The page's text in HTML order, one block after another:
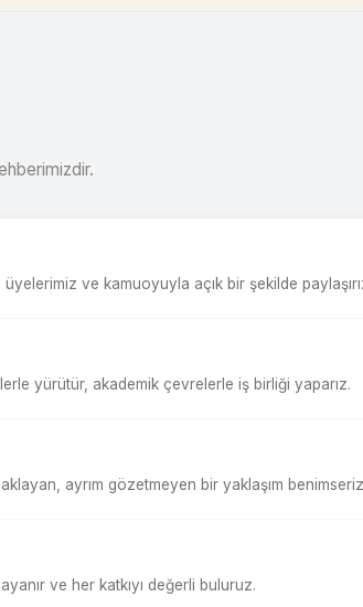
ve kamuoyuyla açık bir şekilde
yürütür, akademik çevrelerle iş birliği yaparız.
ayrım gözetmeyen bir yaklaşım
ve her katkıyı değerli buluruz.